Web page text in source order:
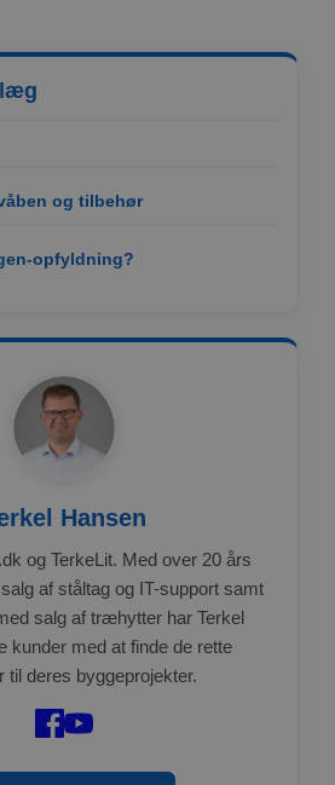
og tilbehør
opfyldning?
Hansen
og TerkeLit. Med over 20 års
af ståltag og IT-support samt
salg af træhytter har Terkel
kunder med at finde de rette
til deres byggeprojekter.